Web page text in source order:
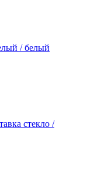
/ белый
стекло /